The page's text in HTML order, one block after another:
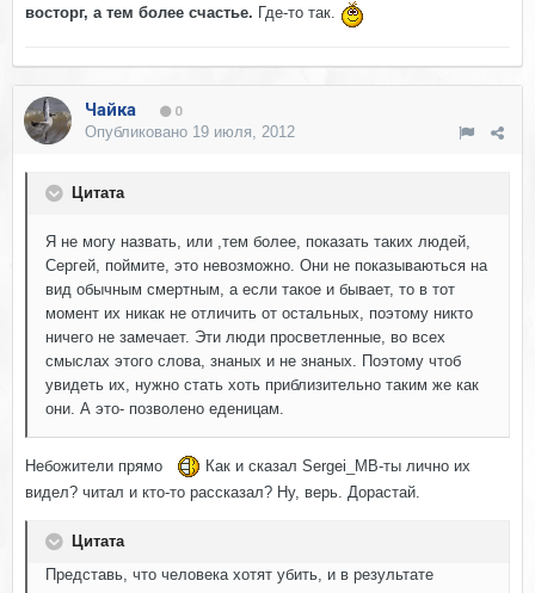
восторг, а тем более счастье. Где-то так.
Чайка 0
Опубликовано 19 июля, 2012
Цитата
Я не могу назвать, или ,тем более, показать таких людей,
Сергей, поймите, это невозможно. Они не показываються на
вид обычным смертным, а если такое и бывает, то в тот
момент их никак не отличить от остальных, поэтому никто
ничего не замечает. Эти люди просветленные, во всех
смыслах этого слова, знаных и не знаных. Поэтому чтоб
увидеть их, нужно стать хоть приблизительно таким же как
они. А это- позволено еденицам.
Небожители прямо
Как и сказал Sergei_MB-ты лично их
видел? читал и кто-то рассказал? Ну, верь. Дорастай.
Цитата
Представь, что человека хотят убить, и в результате